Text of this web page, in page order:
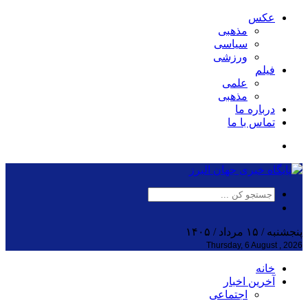
عکس
مذهبی
سیاسی
ورزشی
فیلم
علمی
مذهبی
درباره ما
تماس با ما
پنجشنبه / ۱۵ مرداد / ۱۴۰۵
Thursday, 6 August , 2026
خانه
آخرین اخبار
اجتماعی